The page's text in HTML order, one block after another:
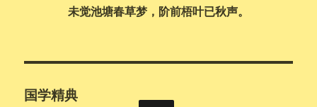
未觉池塘春草梦，阶前梧叶已秋声。
国学精典